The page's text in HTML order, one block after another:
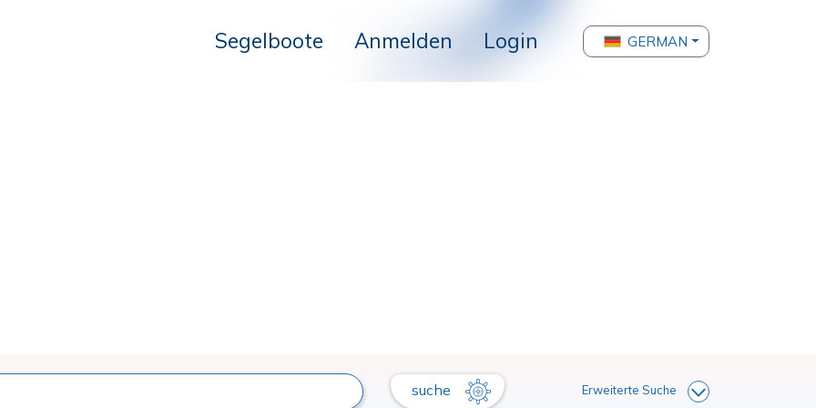
Segelboote Anmelden Login GERMAN
suche Erweiterte Suche